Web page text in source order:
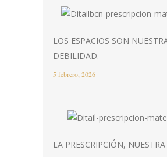
LOS ESPACIOS SON
DEBILIDAD.
5 febrero, 2026
LA PRESCRIPCIÓN,